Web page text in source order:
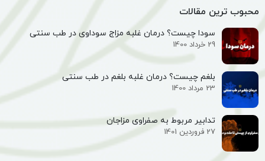
محبوب ترین مقالات
سودا چیست؟ درمان غلبه مزاج سوداوی در طب سنتی
29 خرداد 1400
بلغم چیست؟ درمان غلبه بلغم در طب سنتی
23 مرداد 1400
تدابیر مربوط به صفراوی مزاجان
27 فروردین 1401